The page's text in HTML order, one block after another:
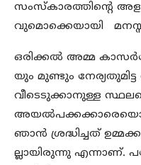
സംസ്‌കാരത്തിന്റെ
വുമൊക്കെയായി
ഒരിക്കല്‍ അമ്മ
യും മുണ്ടും
വീടെടുക്കാനുള്ള
ഞാന്‍ ശ്രദ്ധിച്ചത്
ല്ലായിരുന്നു എന്നാണ്.